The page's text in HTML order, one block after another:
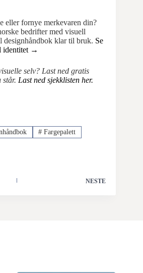
eller fornye merkevaren din?
bedrifter med visuell
designhåndbok klar til bruk. Se
identitet →
selv? Last ned gratis
står. Last ned sjekklisten her.
# Fargepalett
NESTE